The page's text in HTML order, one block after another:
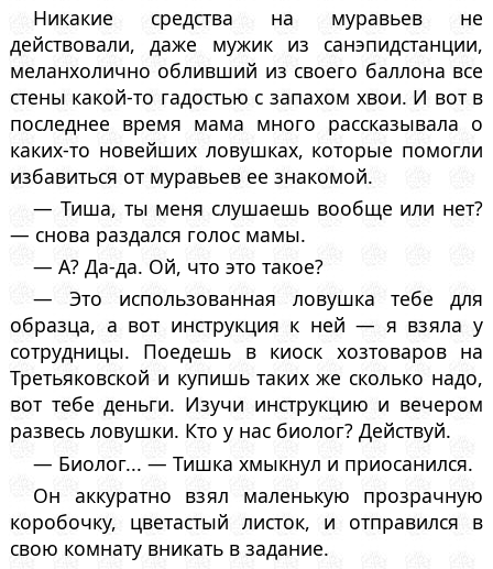
Никакие средства на муравьев не
действовали, даже мужик из санэпидстанции,
меланхолично обливший из своего баллона все
стены какой-то гадостью с запахом хвои. И вот в
последнее время мама много рассказывала о
каких-то новейших ловушках, которые помогли
избавиться от муравьев ее знакомой.
— Тиша, ты меня слушаешь вообще или нет?
— снова раздался голос мамы.
— А? Да-да. Ой, что это такое?
— Это использованная ловушка тебе для
образца, а вот инструкция к ней — я взяла у
сотрудницы. Поедешь в киоск хозтоваров на
Третьяковской и купишь таких же сколько надо,
вот тебе деньги. Изучи инструкцию и вечером
развесь ловушки. Кто у нас биолог? Действуй.
— Биолог... — Тишка хмыкнул и приосанился.
Он аккуратно взял маленькую прозрачную
коробочку, цветастый листок, и отправился в
свою комнату вникать в задание.